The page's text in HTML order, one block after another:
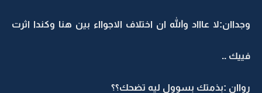
وجداان:لا عاااد والله ان اختلاف الاجوااء بين هنا وكندا اثرت
فييك ..
رواان :بذمتك بسوول ليه تضحك؟؟